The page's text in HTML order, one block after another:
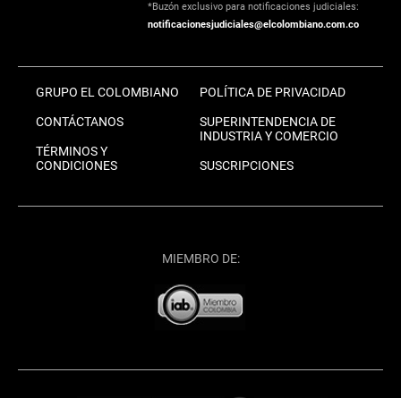
*Buzón exclusivo para notificaciones judiciales:
notificacionesjudiciales@elcolombiano.com.co
GRUPO EL COLOMBIANO
CONTÁCTANOS
TÉRMINOS Y
CONDICIONES
POLÍTICA DE PRIVACIDAD
SUPERINTENDENCIA DE
INDUSTRIA Y COMERCIO
SUSCRIPCIONES
MIEMBRO DE: